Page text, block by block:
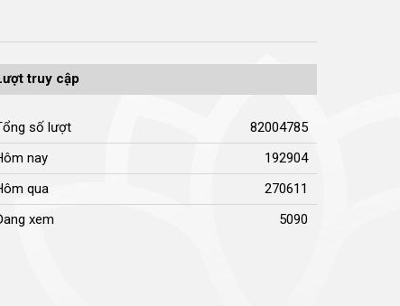
truy cập
số lượt
82004785
nay
192904
qua
270611
xem
5090